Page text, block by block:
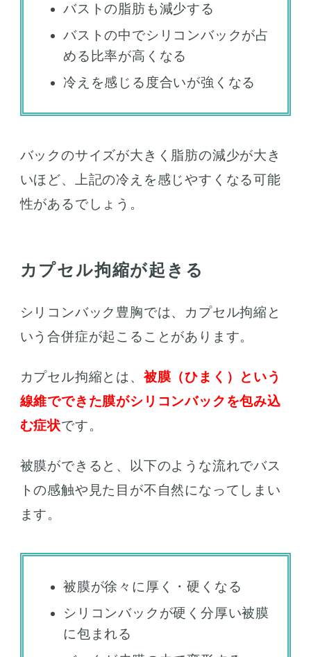
バストの脂肪も減少する
バストの中でシリコンバックが占
める比率が高くなる
冷えを感じる度合いが強くなる
バックのサイズが大きく脂肪の減少が大き
いほど、上記の冷えを感じやすくなる可能
性があるでしょう。
カプセル拘縮が起きる
シリコンバック豊胸では、カプセル拘縮と
いう合併症が起こることがあります。
カプセル拘縮とは、被膜（ひまく）という
線維でできた膜がシリコンバックを包み込
む症状です。
被膜ができると、以下のような流れでバス
トの感触や見た目が不自然になってしまい
ます。
被膜が徐々に厚く・硬くなる
シリコンバックが硬く分厚い被膜
に包まれる